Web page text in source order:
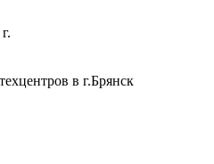
в г.Брянск